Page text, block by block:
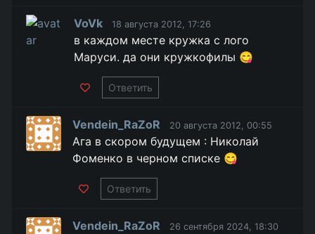
VoVk 18 августа 2012, 17:26
в каждом месте кружка с лого
Маруси. да они кружкофилы 😋
Ответить
Vendein_RaZoR 20 августа 2012, 00:55
Ага в скором будущем : Николай
Фоменко в черном списке 😋
Ответить
Vendein_RaZoR 26 сентября 2024, 18:30